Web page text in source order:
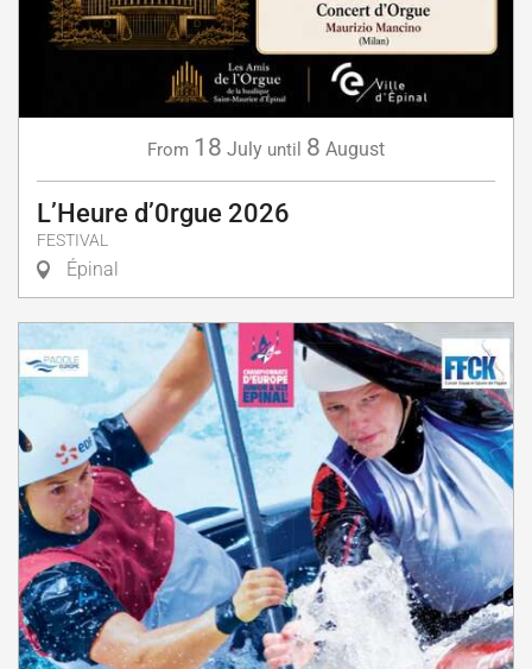
From 18 July until 8 August
L’Heure d’0rgue 2026
FESTIVAL
Épinal